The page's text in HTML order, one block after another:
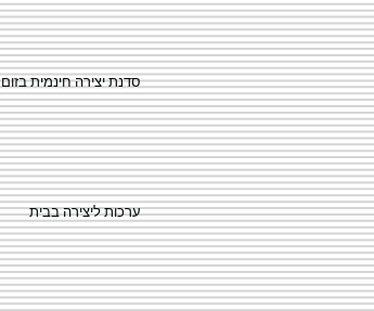
סדנת יצירה חינמית בזום
ערכות ליצירה בבית